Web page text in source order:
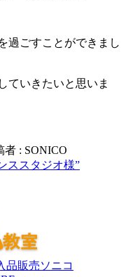
過ごすことができまし
ていきたいと思いま
者 : SONICO
ススタジオ様”